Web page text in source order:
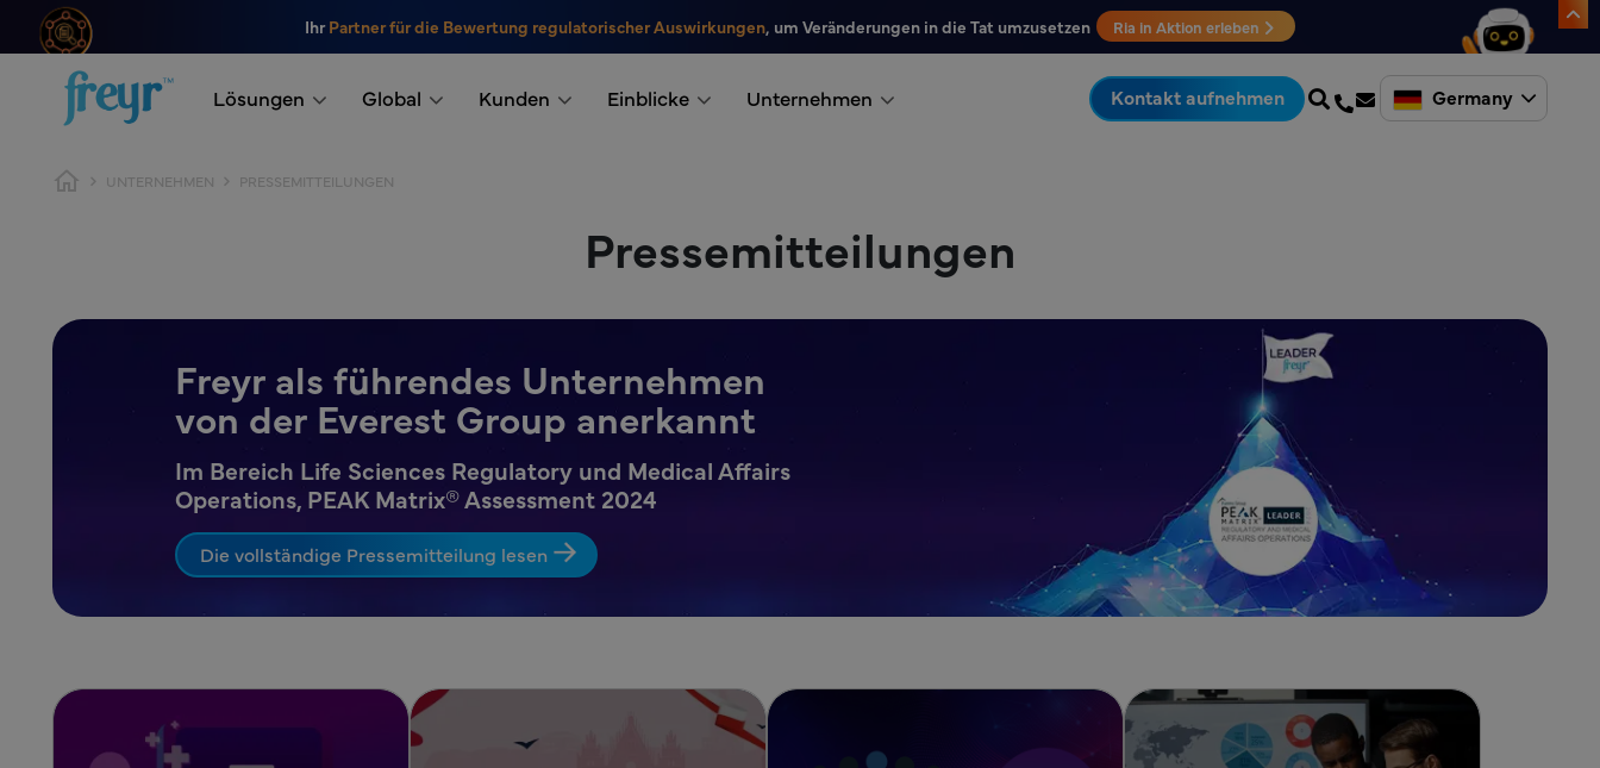
Zum Hauptinhalt springen IhrPartner für die Bewertung regulatorischer Auswirkungen, um Veränderungen in die Tat umzusetzen Ria in Aktion erleben
Lösungen Global Kunden Einblicke Unternehmen Kontakt aufnehmen Germany
Breadcrumb
UNTERNEHMEN PRESSEMITTEILUNGEN
Pressemitteilungen
Freyr als führendes Unternehmen
von der Everest Group anerkannt
Im Bereich Life Sciences Regulatory und Medical Affairs
Operations, PEAK Matrix® Assessment 2024
Die vollständige Pressemitteilung lesen